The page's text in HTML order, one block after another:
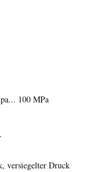
100 MPa
versiegelter Druck